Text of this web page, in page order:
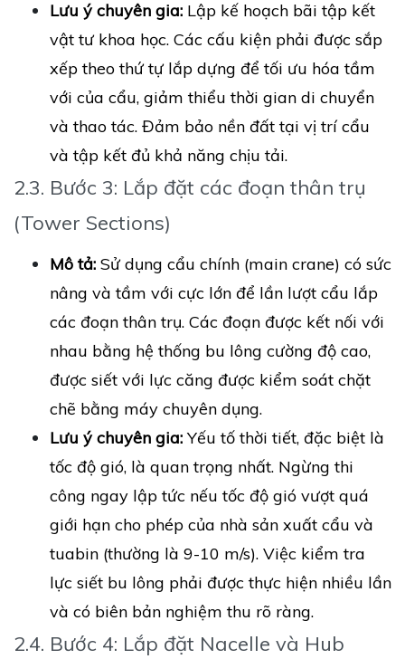
Lưu ý chuyên gia: Lập kế hoạch bãi tập kết
vật tư khoa học. Các cấu kiện phải được sắp
xếp theo thứ tự lắp dựng để tối ưu hóa tầm
với của cẩu, giảm thiểu thời gian di chuyển
và thao tác. Đảm bảo nền đất tại vị trí cẩu
và tập kết đủ khả năng chịu tải.
2.3. Bước 3: Lắp đặt các đoạn thân trụ
(Tower Sections)
Mô tả: Sử dụng cẩu chính (main crane) có sức
nâng và tầm với cực lớn để lần lượt cẩu lắp
các đoạn thân trụ. Các đoạn được kết nối với
nhau bằng hệ thống bu lông cường độ cao,
được siết với lực căng được kiểm soát chặt
chẽ bằng máy chuyên dụng.
Lưu ý chuyên gia:Yếu tố thời tiết, đặc biệt là
tốc độ gió, là quan trọng nhất. Ngừng thi
công ngay lập tức nếu tốc độ gió vượt quá
giới hạn cho phép của nhà sản xuất cẩu và
tuabin (thường là 9-10 m/s). Việc kiểm tra
lực siết bu lông phải được thực hiện nhiều lần
và có biên bản nghiệm thu rõ ràng.
2.4. Bước 4: Lắp đặt Nacelle và Hub